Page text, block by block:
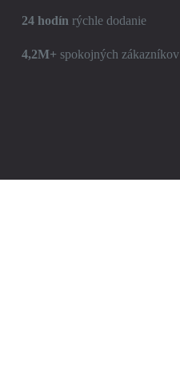
24 hodín rýchle dodanie
4,2M+ spokojných zákazníkov